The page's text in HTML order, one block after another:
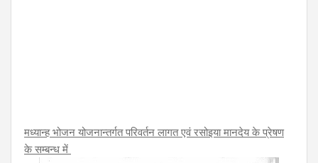
मध्यान्ह भोजन योजनान्तर्गत परिवर्तन लागत एवं रसोइया मानदेय के प्रेषण
के सम्बन्ध में